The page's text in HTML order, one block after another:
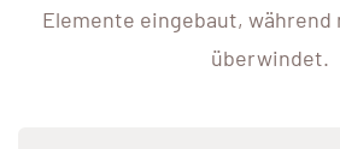
Elemente eingebaut, während
überwindet.